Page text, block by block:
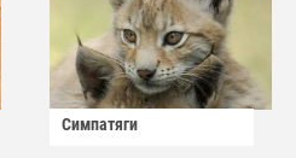
Симпатяги